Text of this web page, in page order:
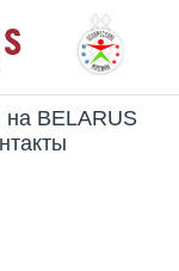
на BELARUS